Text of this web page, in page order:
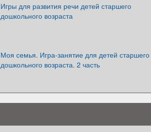
Игры для развития речи детей старшего
дошкольного возраста
Моя семья. Игра-занятие для детей старшего
дошкольного возраста. 2 часть